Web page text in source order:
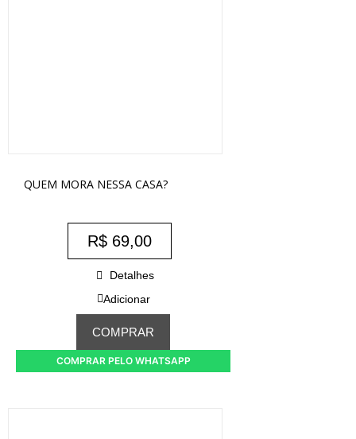
QUEM MORA NESSA CASA?
R$69,00
Detalhes
Adicionar
COMPRAR
COMPRAR PELO WHATSAPP